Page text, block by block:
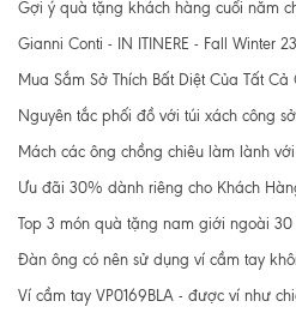
Gợi ý quà tặng khách hàng cuối năm
Gianni Conti - IN ITINERE - Fall Winter
Mua Sắm Sở Thích Bất Diệt Của Tất Cả
Nguyên tắc phối đồ với túi xách công
Mách các ông chồng chiêu làm lành
Ưu đãi 30% dành riêng cho Khách
Top 3 món quà tặng nam giới ngoài 30
Đàn ông có nên sử dụng ví cầm tay
Ví cầm tay VP0169BLA - được ví như